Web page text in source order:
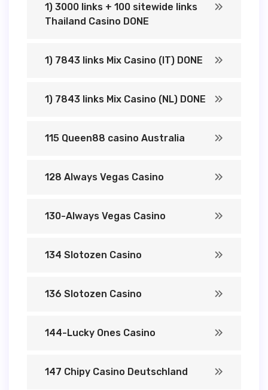
1) 3000 links + 100 sitewide links
Thailand Casino DONE
1) 7843 links Mix Casino (IT) DONE
1) 7843 links Mix Casino (NL) DONE
115 Queen88 casino Australia
128 Always Vegas Casino
130-Always Vegas Casino
134 Slotozen Casino
136 Slotozen Casino
144-Lucky Ones Casino
147 Chipy Casino Deutschland